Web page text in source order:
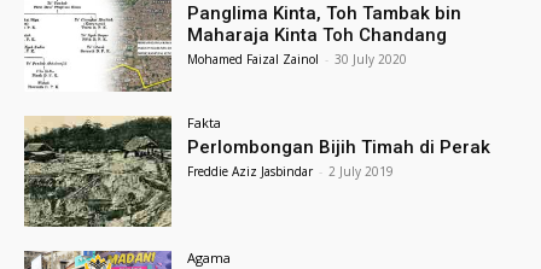
Panglima Kinta, Toh Tambak bin
Maharaja Kinta Toh Chandang
Mohamed Faizal Zainol - 30 July 2020
Fakta
Perlombongan Bijih Timah di Perak
Freddie Aziz Jasbindar - 2 July 2019
Agama